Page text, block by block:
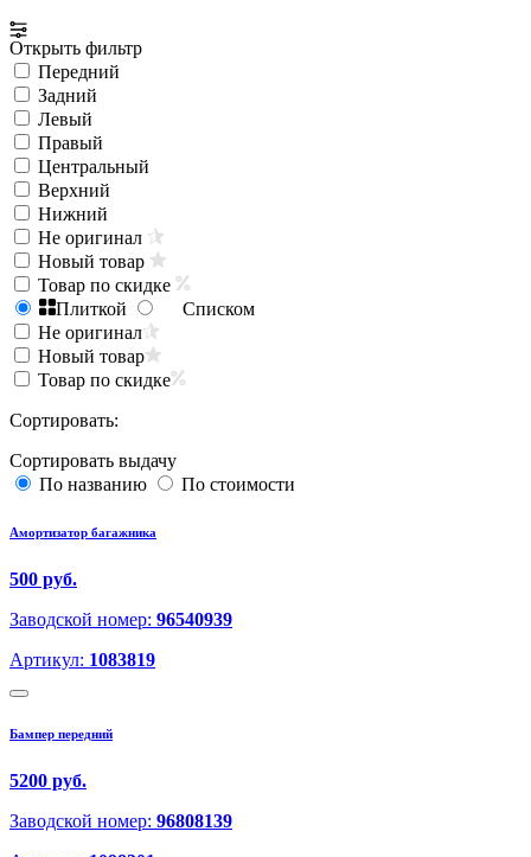
Открыть фильтр
Передний
Задний
Левый
Правый
Центральный
Верхний
Нижний
Не оригинал
Новый товар
Товар по скидке
Плиткой
Списком
Не оригинал
Новый товар
Товар по скидке
Сортировать:
Сортировать выдачу
По названию
По стоимости
Амортизатор багажника
500 руб.
Заводской номер: 96540939
Артикул: 1083819
Бампер передний
5200 руб.
Заводской номер: 96808139